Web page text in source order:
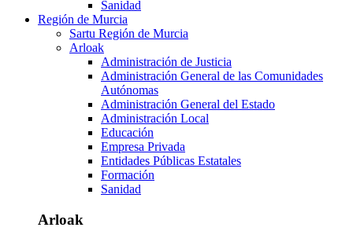
Sanidad
Región de Murcia
Sartu Región de Murcia
Arloak
Administración de Justicia
Administración General de las Comunidades
Autónomas
Administración General del Estado
Administración Local
Educación
Empresa Privada
Entidades Públicas Estatales
Formación
Sanidad
Arloak